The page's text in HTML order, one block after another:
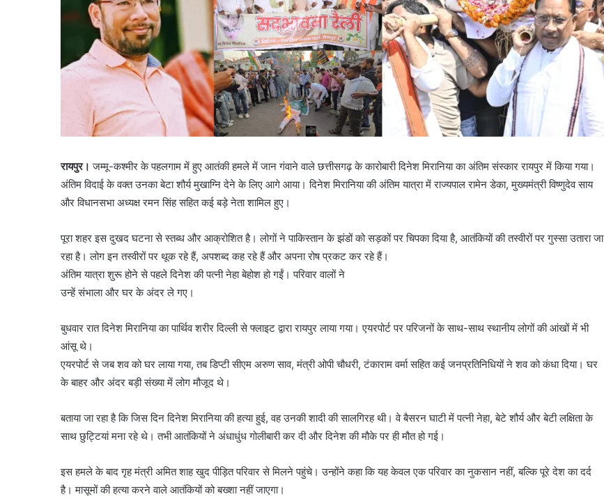
रायपुर।जम्मू-कश्मीर के पहलगाम में हुए आतंकी हमले में जान गंवाने वाले छत्तीसगढ़ के कारोबारी दिनेश मिरानिया का अंतिम संस्कार रायपुर में किया गया।
अंतिम विदाई के वक्त उनका बेटा शौर्य मुखाग्नि देने के लिए आगे आया। दिनेश मिरानिया की अंतिम यात्रा में राज्यपाल रामेन डेका, मुख्यमंत्री विष्णुदेव साय
और विधानसभा अध्यक्ष रमन सिंह सहित कई बड़े नेता शामिल हुए।
पूरा शहर इस दुखद घटना से स्तब्ध और आक्रोशित है। लोगों ने पाकिस्तान के झंडों को सड़कों पर चिपका दिया है, आतंकियों की तस्वीरों पर गुस्सा उतारा जा
रहा है। लोग इन तस्वीरों पर थूक रहे हैं, अपशब्द कह रहे हैं और अपना रोष प्रकट कर रहे हैं।
अंतिम यात्रा शुरू होने से पहले दिनेश की पत्नी नेहा बेहोश हो गईं। परिवार वालों ने
उन्हें संभाला और घर के अंदर ले गए।
बुधवार रात दिनेश मिरानिया का पार्थिव शरीर दिल्ली से फ्लाइट द्वारा रायपुर लाया गया। एयरपोर्ट पर परिजनों के साथ-साथ स्थानीय लोगों की आंखों में भी
आंसू थे।
एयरपोर्ट से जब शव को घर लाया गया, तब डिप्टी सीएम अरुण साव, मंत्री ओपी चौधरी, टंकाराम वर्मा सहित कई जनप्रतिनिधियों ने शव को कंधा दिया। घर
के बाहर और अंदर बड़ी संख्या में लोग मौजूद थे।
बताया जा रहा है कि जिस दिन दिनेश मिरानिया की हत्या हुई, वह उनकी शादी की सालगिरह थी। वे बैसरन घाटी में पत्नी नेहा, बेटे शौर्य और बेटी लक्षिता के
साथ छुट्टियां मना रहे थे। तभी आतंकियों ने अंधाधुंध गोलीबारी कर दी और दिनेश की मौके पर ही मौत हो गई।
इस हमले के बाद गृह मंत्री अमित शाह खुद पीड़ित परिवार से मिलने पहुंचे। उन्होंने कहा कि यह केवल एक परिवार का नुकसान नहीं, बल्कि पूरे देश का दर्द
है। मासूमों की हत्या करने वाले आतंकियों को बख्शा नहीं जाएगा।